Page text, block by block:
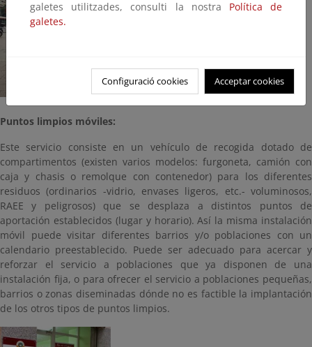
Puntos limpios móviles:
Este servicio consiste en un vehículo de recogida dotado de
compartimentos (existen varios modelos: furgoneta, camión con
caja y chasis o remolque con contenedor) para los diferentes
residuos (ordinarios -vidrio, envases ligeros, etc.- voluminosos,
RAEE y peligrosos) que se desplaza a distintos puntos de
aportación establecidos (lugar y horario). Así la misma instalación
móvil puede visitar diferentes barrios y/o poblaciones con un
calendario preestablecido. Puede ser adecuado para acercar y
reforzar el servicio a poblaciones que ya disponen de una
instalación fija, o para ofrecer el servicio a poblaciones pequeñas,
barrios o zonas diseminadas dónde no es factible la implantación
de los otros tipos de puntos limpios.
galetes utilitzades, consulti la nostra Política de
galetes.
Configuració cookies Acceptar cookies